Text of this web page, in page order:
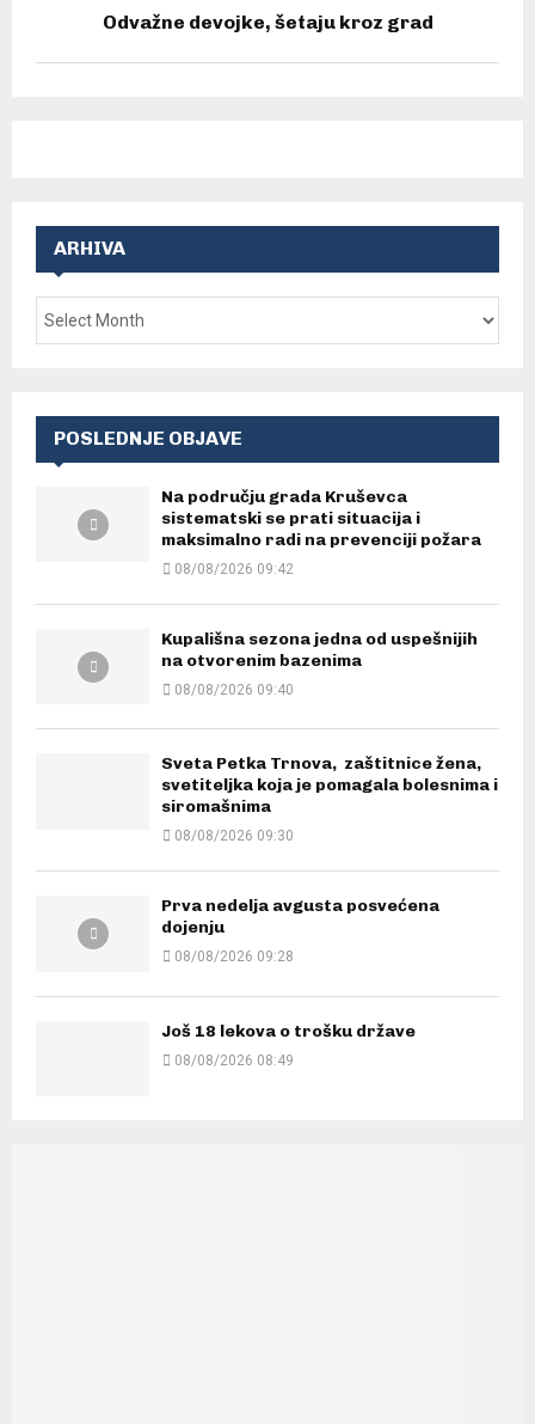
Odvažne devojke, šetaju kroz grad
ARHIVA
POSLEDNJE OBJAVE
Na području grada Kruševca
sistematski se prati situacija i
maksimalno radi na prevenciji požara
08/08/2026 09:42
Kupališna sezona jedna od uspešnijih
na otvorenim bazenima
08/08/2026 09:40
Sveta Petka Trnova, zaštitnice žena,
svetiteljka koja je pomagala bolesnima i
siromašnima
08/08/2026 09:30
Prva nedelja avgusta posvećena
dojenju
08/08/2026 09:28
Još 18 lekova o trošku države
08/08/2026 08:49